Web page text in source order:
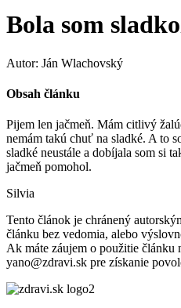
Bola som
Autor: Ján Wlachovský
Obsah článku
Pijem len jačmeň. Mám citlivý
nemám takú chuť na sladké. A to
sladké neustále a dobíjala som si
jačmeň pomohol.
Silvia
Tento článok je chránený
článku bez vedomia, alebo
Ak máte záujem o použitie článku
yano@zdravi.sk pre získanie